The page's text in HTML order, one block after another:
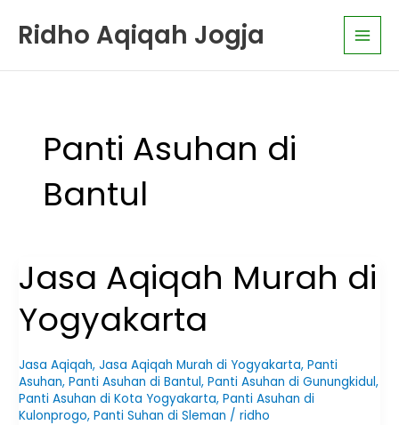
Ridho Aqiqah Jogja
Main
Panti Asuhan di
Bantul
Jasa Aqiqah Murah di
Yogyakarta
Jasa Aqiqah,Jasa Aqiqah Murah di Yogyakarta,Panti
Asuhan,Panti Asuhan di Bantul,Panti Asuhan di Gunungkidul,
Panti Asuhan di Kota Yogyakarta,Panti Asuhan di
Kulonprogo,Panti Suhan di Sleman /ridho
Jasa
Aqiqah
Murah
di
Yogyakarta
a
e